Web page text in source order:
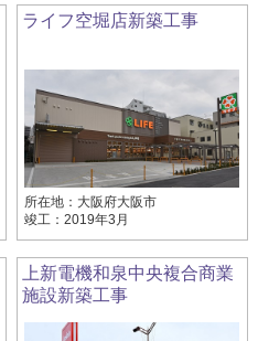
ライフ空堀店新築工事
所在地：大阪府大阪市
竣工：2019年3月
上新電機和泉中央複合商業
施設新築工事